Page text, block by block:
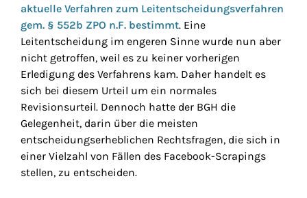
aktuelle Verfahren zum Leitentscheidungsverfahren
gem. § 552b ZPO n.F. bestimmt. Eine
Leitentscheidung im engeren Sinne wurde nun aber
nicht getroffen, weil es zu keiner vorherigen
Erledigung des Verfahrens kam. Daher handelt es
sich bei diesem Urteil um ein normales
Revisionsurteil. Dennoch hatte der BGH die
Gelegenheit, darin über die meisten
entscheidungserheblichen Rechtsfragen, die sich in
einer Vielzahl von Fällen des Facebook-Scrapings
stellen, zu entscheiden.